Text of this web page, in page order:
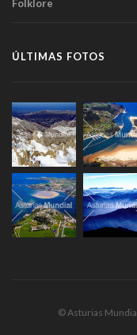
Folklore
ÚLTIMAS FOTOS
© Asturias